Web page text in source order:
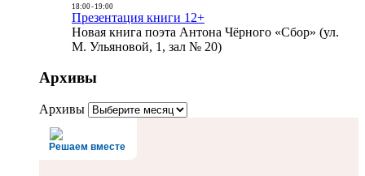
18:00- 19:00
Презентация книги 12+
Новая книга поэта Антона Чёрного «Сбор» (ул.
М. Ульяновой, 1, зал № 20)
Архивы
Архивы
Решаем вместе